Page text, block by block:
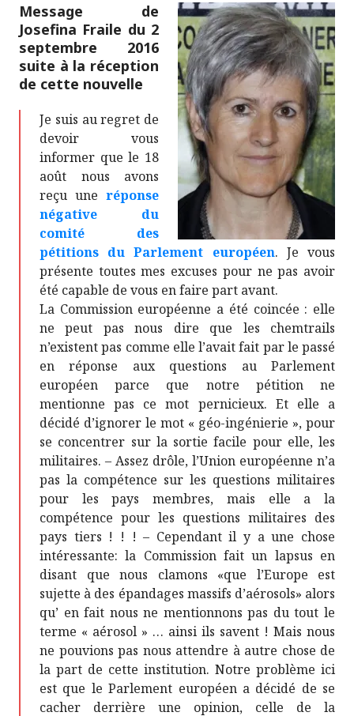
Message de
Josefina Fraile du 2
septembre 2016
suite à la réception
de cette nouvelle
Je suis au regret de
devoir vous
informer que le 18
août nous avons
reçu une réponse
négative du
comité des
pétitions du Parlement européen. Je vous
présente toutes mes excuses pour ne pas avoir
été capable de vous en faire part avant.
La Commission européenne a été coincée : elle
ne peut pas nous dire que les chemtrails
n’existent pas comme elle l’avait fait par le passé
en réponse aux questions au Parlement
européen parce que notre pétition ne
mentionne pas ce mot pernicieux. Et elle a
décidé d’ignorer le mot « géo-ingénierie », pour
se concentrer sur la sortie facile pour elle, les
militaires. – Assez drôle, l’Union européenne n’a
pas la compétence sur les questions militaires
pour les pays membres, mais elle a la
compétence pour les questions militaires des
pays tiers ! ! ! – Cependant il y a une chose
intéressante: la Commission fait un lapsus en
disant que nous clamons «que l’Europe est
sujette à des épandages massifs d’aérosols» alors
qu’ en fait nous ne mentionnons pas du tout le
terme « aérosol » … ainsi ils savent ! Mais nous
ne pouvions pas nous attendre à autre chose de
la part de cette institution. Notre problème ici
est que le Parlement européen a décidé de se
cacher derrière une opinion, celle de la